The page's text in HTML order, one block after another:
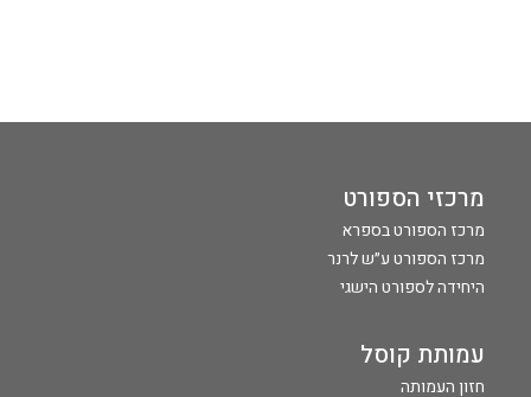
מרכזי הספורט
מרכז הספורט בספרא
מרכז הספורט ע״ש לרנר
היחידה לספורט הישגי
עמותת קוסל
חזון העמותה